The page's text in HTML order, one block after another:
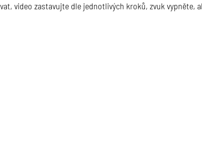
video zastavujte dle jednotlivých kroků, zvuk vypněte,